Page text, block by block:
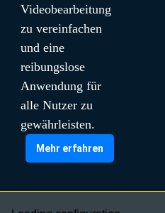
Videobearbeitung
zu vereinfachen
und eine
reibungslose
Anwendung für
alle Nutzer zu
gewährleisten.
Mehr erfahren